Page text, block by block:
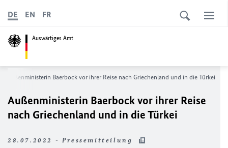
Auswärtiges Amt
DE EN FR
Außenministerin Baerbock vor ihrer Reise nach Griechenland und in die Türkei
Außenministerin Baerbock vor ihrer Reise
nach Griechenland und in die Türkei
28.07.2022 - Pressemitteilung